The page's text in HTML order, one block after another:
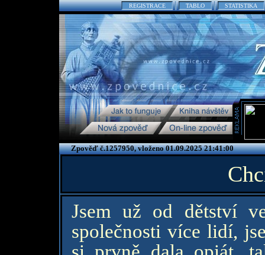
REGISTRACE TABLO STATISTIKA
Zpověď č.1257950, vloženo 01.09.2025 21:41:00
Jsem už od dětství
společnosti více lidí,